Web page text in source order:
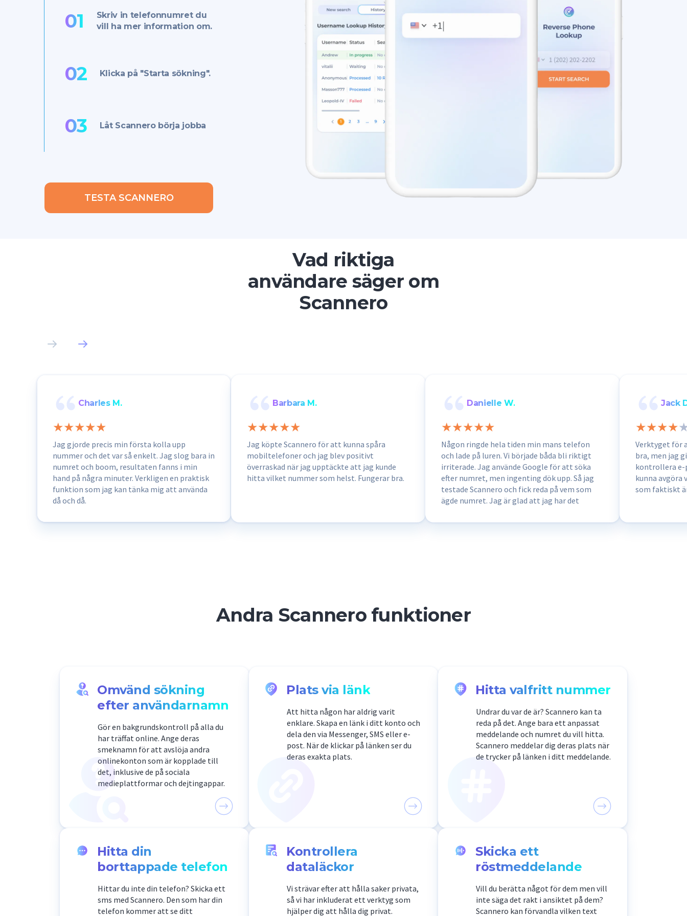
01
Skriv in telefonnumret du
vill ha mer information om.
02 Klicka på "Starta sökning".
03 Låt Scannero börja jobba
TESTA SCANNERO
Vad riktiga
användare säger om
Scannero
Charles M.
Jag gjorde precis min första kolla upp
nummer och det var så enkelt. Jag slog bara in
numret och boom, resultaten fanns i min
hand på några minuter. Verkligen en praktisk
funktion som jag kan tänka mig att använda
då och då.
Barbara M.
Jag köpte Scannero för att kunna spåra
mobiltelefoner och jag blev positivt
överraskad när jag upptäckte att jag kunde
hitta vilket nummer som helst. Fungerar bra.
Danielle W.
Någon ringde hela tiden min mans telefon
och lade på luren. Vi började båda bli riktigt
irriterade. Jag använde Google för att söka
efter numret, men ingenting dök upp. Så jag
testade Scannero och fick reda på vem som
ägde numret. Jag är glad att jag har det
Jack
Verktyget för
bra, men jag
kontrollera e-
kunna avgöra
som faktiskt
Andra Scannero funktioner
Omvänd sökning
efter användarnamn
Gör en bakgrundskontroll på alla du
har träffat online. Ange deras
smeknamn för att avslöja andra
onlinekonton som är kopplade till
det, inklusive de på sociala
medieplattformar och dejtingappar.
Plats via länk
Att hitta någon har aldrig varit
enklare. Skapa en länk i ditt konto och
dela den via Messenger, SMS eller e-
post. När de klickar på länken ser du
deras exakta plats.
Hitta valfritt nummer
Undrar du var de är? Scannero kan ta
reda på det. Ange bara ett anpassat
meddelande och numret du vill hitta.
Scannero meddelar dig deras plats när
de trycker på länken i ditt meddelande.
Hitta din
borttappade telefon
Hittar du inte din telefon? Skicka ett
sms med Scannero. Den som har din
telefon kommer att se ditt
Kontrollera
dataläckor
Vi strävar efter att hålla saker privata,
så vi har inkluderat ett verktyg som
hjälper dig att hålla dig privat.
Skicka ett
röstmeddelande
Vill du berätta något för dem men vill
inte säga det rakt i ansiktet på dem?
Scannero kan förvandla vilken text